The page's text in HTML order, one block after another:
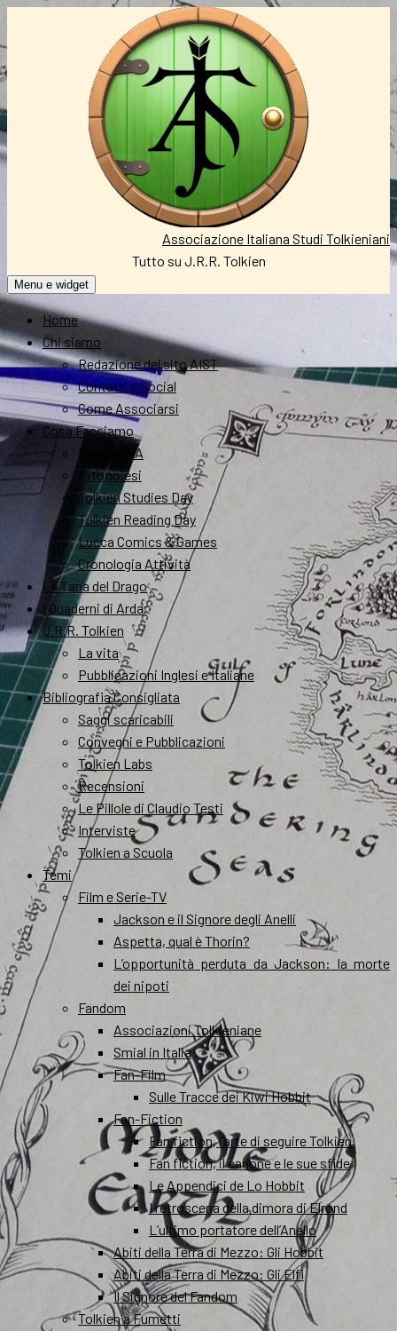
Associazione Italiana Studi Tolkieniani
Tutto su J.R.R. Tolkien
Menu e widget
Home
Chi siamo
Redazione del sito AIST
Contatti e Social
Come Associarsi
Cosa Facciamo
FantastikA
Mitopoiesi
Tolkien Studies Day
Tolkien Reading Day
Lucca Comics & Games
Cronologia Attività
La Tana del Drago
I Quaderni di Arda
J.R.R. Tolkien
La vita
Pubblicazioni Inglesi e Italiane
Bibliografia Consigliata
Saggi scaricabili
Convegni e Pubblicazioni
Tolkien Labs
Recensioni
Le Pillole di Claudio Testi
Interviste
Tolkien a Scuola
Temi
Film e Serie-TV
Jackson e il Signore degli Anelli
Aspetta, qual è Thorin?
L’opportunità perduta da Jackson: la morte
dei nipoti
Fandom
Associazioni Tolkieniane
Smial in Italia
Fan-Film
Sulle Tracce dei Kiwi Hobbit
Fan-Fiction
Fan fiction, l’arte di seguire Tolkien
Fan fiction, il canone e le sue sfide
Le Appendici de Lo Hobbit
I retroscena della dimora di Elrond
L’ultimo portatore dell’Anello
Abiti della Terra di Mezzo: Gli Hobbit
Abiti della Terra di Mezzo: Gli Elfi
Il Signore del Fandom
Tolkien a Fumetti